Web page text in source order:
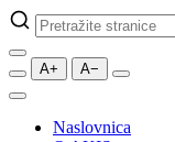
Pretraži
stranice
A+ A−
Naslovnica